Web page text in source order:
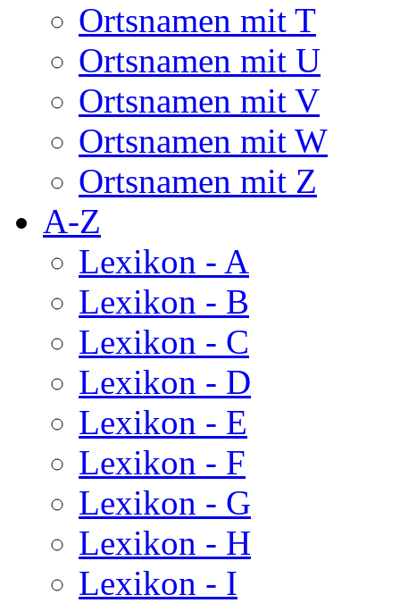
Ortsnamen mit T
Ortsnamen mit U
Ortsnamen mit V
Ortsnamen mit W
Ortsnamen mit Z
A-Z
Lexikon - A
Lexikon - B
Lexikon - C
Lexikon - D
Lexikon - E
Lexikon - F
Lexikon - G
Lexikon - H
Lexikon - I